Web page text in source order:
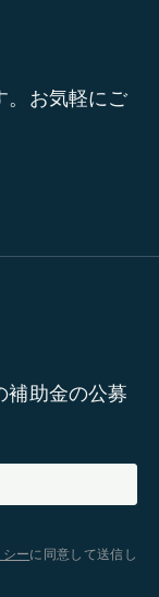
。お気軽にご
補助金の公募
ーに同意して送信し